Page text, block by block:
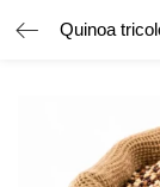
Quinoa
Introduceți